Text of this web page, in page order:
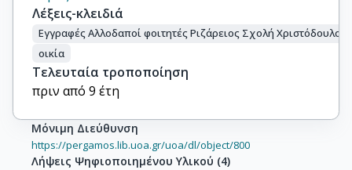
Λέξεις-κλειδιά
Εγγραφές Αλλοδαποί φοιτητές Ριζάρειος Σχολή Χριστόδουλος
οικία
Τελευταία τροποποίηση
πριν από 9 έτη
Μόνιμη Διεύθυνση
https://pergamos.lib.uoa.gr/uoa/dl/object/800
Λήψεις Ψηφιοποιημένου Υλικού (4)